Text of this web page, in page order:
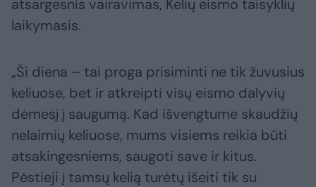
atsargesnis vairavimas, Kelių eismo taisyklių
laikymasis.
„Ši diena – tai proga prisiminti ne tik žuvusius
keliuose, bet ir atkreipti visų eismo dalyvių
dėmesį į saugumą. Kad išvengtume skaudžių
nelaimių keliuose, mums visiems reikia būti
atsakingesniems, saugoti save ir kitus.
Pėstieji į tamsų kelią turėtų išeiti tik su